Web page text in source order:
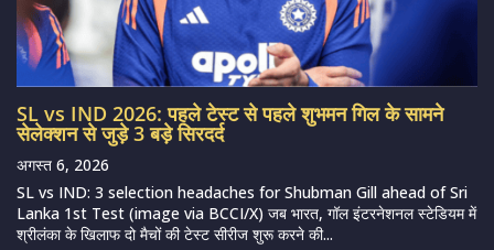
SL vs IND 2026: पहले टेस्ट से पहले शुभमन गिल के सामने
सेलेक्शन से जुड़े 3 बड़े सिरदर्द
अगस्त 6, 2026
SL vs IND: 3 selection headaches for Shubman Gill ahead of Sri
Lanka 1st Test (image via BCCI/X) जब भारत, गॉल इंटरनेशनल स्टेडियम में
श्रीलंका के खिलाफ दो मैचों की टेस्ट सीरीज शुरू करने की...